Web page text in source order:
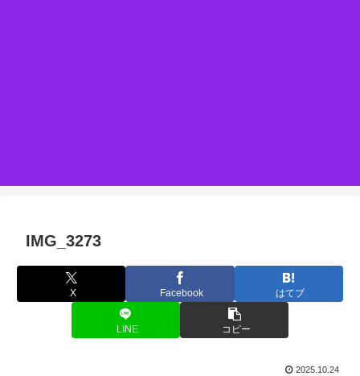
IMG_3273
X Facebook はてブ
LINE コピー
2025.10.24